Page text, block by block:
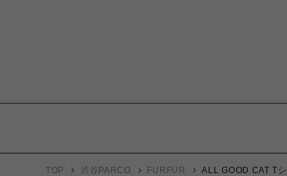
TOP 渋谷PARCO FURFUR ALL GOOD CAT T